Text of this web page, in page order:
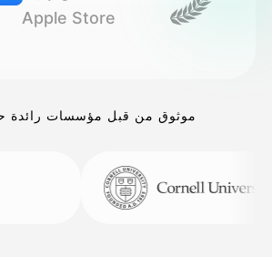
Apple Store
موثوق من قبل مؤسسات رائدة